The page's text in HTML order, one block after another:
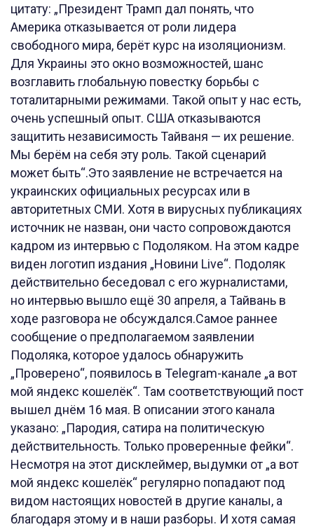
цитату: „Президент Трамп дал понять, что
Америка отказывается от роли лидера
свободного мира, берёт курс на изоляционизм.
Для Украины это окно возможностей, шанс
возглавить глобальную повестку борьбы с
тоталитарными режимами. Такой опыт у нас есть,
очень успешный опыт. США отказываются
защитить независимость Тайваня — их решение.
Мы берём на себя эту роль. Такой сценарий
может быть“.Это заявление не встречается на
украинских официальных ресурсах или в
авторитетных СМИ. Хотя в вирусных публикациях
источник не назван, они часто сопровождаются
кадром из интервью с Подоляком. На этом кадре
виден логотип издания „Новини Live“. Подоляк
действительно беседовал с его журналистами,
но интервью вышло ещё 30 апреля, а Тайвань в
ходе разговора не обсуждался.Самое раннее
сообщение о предполагаемом заявлении
Подоляка, которое удалось обнаружить
„Проверено“, появилось в Telegram-канале „а вот
мой яндекс кошелёк“. Там соответствующий пост
вышел днём 16 мая. В описании этого канала
указано: „Пародия, сатира на политическую
действительность. Только проверенные фейки“.
Несмотря на этот дисклеймер, выдумки от „а вот
мой яндекс кошелёк“ регулярно попадают под
видом настоящих новостей в другие каналы, а
благодаря этому и в наши разборы. И хотя самая